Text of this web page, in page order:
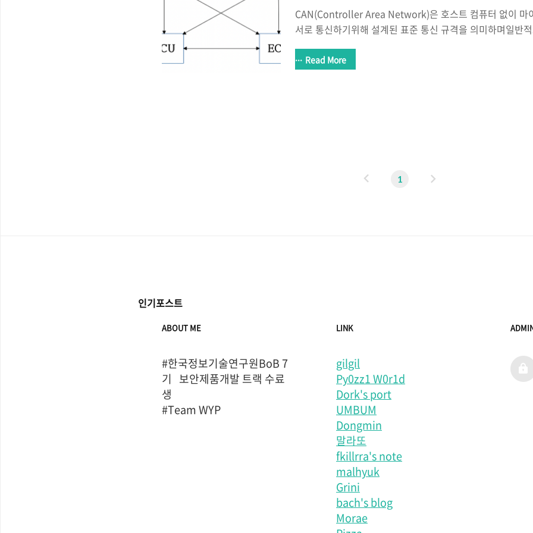
CAN(Controller Area Network)은 호스트 컴퓨터 없이 마
서로 통신하기위해 설계된 표준 통신 규격을 의미하며일반
한 산업에서 사용됨)dominant와 recessive 비트를 이용해
Read More
1
다
인기포스트
ABOUT ME
#한국정보기술연구원BoB 7
기   보안제품개발 트랙 수료
생
#Team WYP
LINK
gilgil
Py0zz1 W0r1d
Dork's port
UMBUM
Dongmin
말라또
fkillrra's note
malhyuk
Grini
bach's blog
Morae